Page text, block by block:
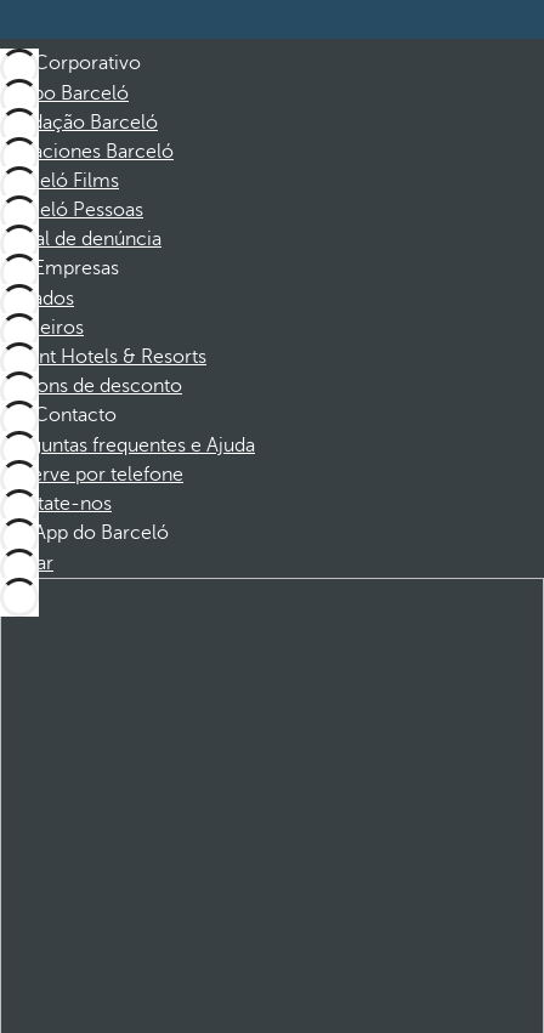
Corporativo
Grupo Barceló
Fundação Barceló
Vacaciones Barceló
Barceló Films
Barceló Pessoas
Canal de denúncia
Empresas
Afiliados
Parceiros
Dorint Hotels & Resorts
Cupons de desconto
Contacto
Perguntas frequentes e Ajuda
Reserve por telefone
Contate-nos
App do Barceló
Baixar